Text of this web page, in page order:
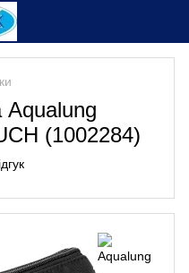
Aqualung
(1002284)